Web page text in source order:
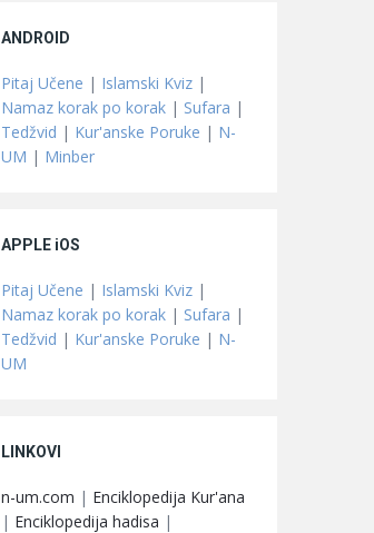
ANDROID
Pitaj Učene | Islamski Kviz |
Namaz korak po korak | Sufara |
Tedžvid | Kur'anske Poruke | N-
UM | Minber
APPLE iOS
Pitaj Učene | Islamski Kviz |
Namaz korak po korak | Sufara |
Tedžvid | Kur'anske Poruke | N-
UM
LINKOVI
n-um.com | Enciklopedija Kur'ana
| Enciklopedija hadisa |